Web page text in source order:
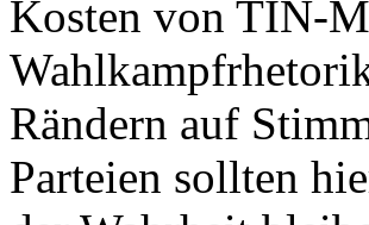
Kosten von TIN-
Rändern auf
Parteien sollten